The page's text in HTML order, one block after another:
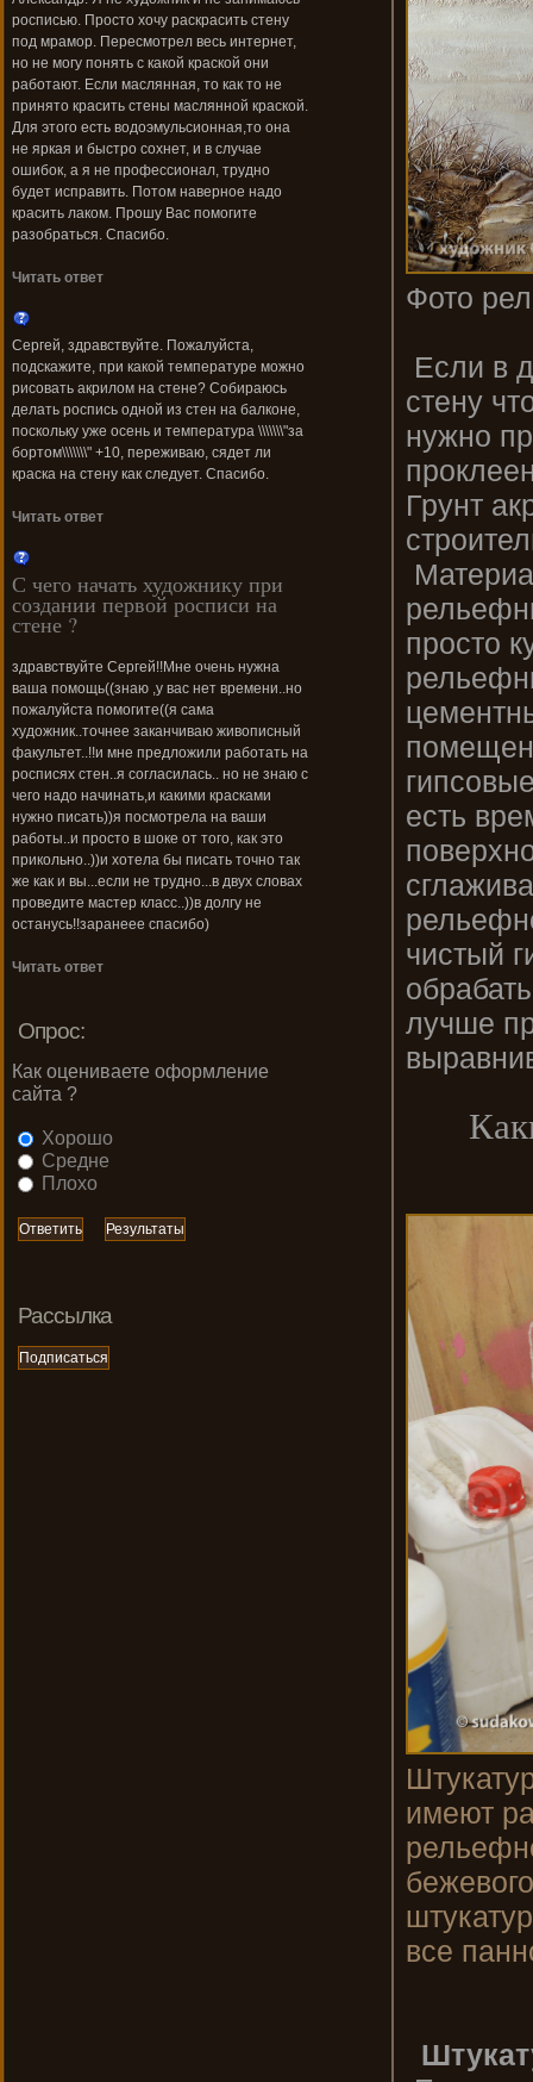
Фото
Если в
стену
нужно
Грунт
просто
есть
чистый
лучше
имеют
все
росписью. Просто хочу раскрасить стену
под мрамор. Пересмотрел весь интернет,
но не могу понять с какой краской они
работают. Если маслянная, то как то не
принято красить стены маслянной краской.
Для этого есть водоэмульсионная,то она
не яркая и быстро сохнет, и в случае
ошибок, а я не профессионал, трудно
будет исправить. Потом наверное надо
красить лаком. Прошу Вас помогите
разобраться. Спасибо.
Читать ответ
Сергей, здравствуйте. Пожалуйста,
подскажите, при какой температуре можно
рисовать акрилом на стене? Собираюсь
делать роспись одной из стен на балконе,
поскольку уже осень и температура \\\\\\\"за
бортом\\\\\\\" +10, переживаю, сядет ли
краска на стену как следует. Спасибо.
Читать ответ
С чего начать художнику при
создании первой росписи на
стене ?
здравствуйте Сергей!!Мне очень нужна
ваша помощь((знаю ,у вас нет времени..но
пожалуйста помогите((я сама
художник..точнее заканчиваю живописный
факультет..!!и мне предложили работать на
росписях стен..я согласилась.. но не знаю с
чего надо начинать,и какими красками
нужно писать))я посмотрела на ваши
работы..и просто в шоке от того, как это
прикольно..))и хотела бы писать точно так
же как и вы...если не трудно...в двух словах
проведите мастер класс..))в долгу не
останусь!!заранеее спасибо)
Читать ответ
Опрос:
Как оцениваете оформление
сайта ?
Хорошо
Средне
Плохо
Рассылка